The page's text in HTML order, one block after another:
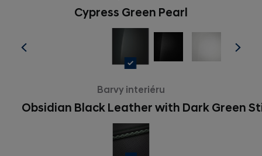
Cypress Green Pearl
Barvy interiéru
Obsidian Black Leather with Dark Green